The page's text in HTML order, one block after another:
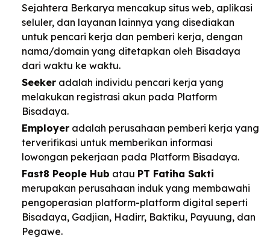
Sejahtera Berkarya mencakup situs web, aplikasi
seluler, dan layanan lainnya yang disediakan
untuk pencari kerja dan pemberi kerja, dengan
nama/domain yang ditetapkan oleh Bisadaya
dari waktu ke waktu.
Seeker adalah individu pencari kerja yang
melakukan registrasi akun pada Platform
Bisadaya.
Employer adalah perusahaan pemberi kerja yang
terverifikasi untuk memberikan informasi
lowongan pekerjaan pada Platform Bisadaya.
Fast8 People Hub atau PT Fatiha Sakti
merupakan perusahaan induk yang membawahi
pengoperasian platform-platform digital seperti
Bisadaya, Gadjian, Hadirr, Baktiku, Payuung, dan
Pegawe.